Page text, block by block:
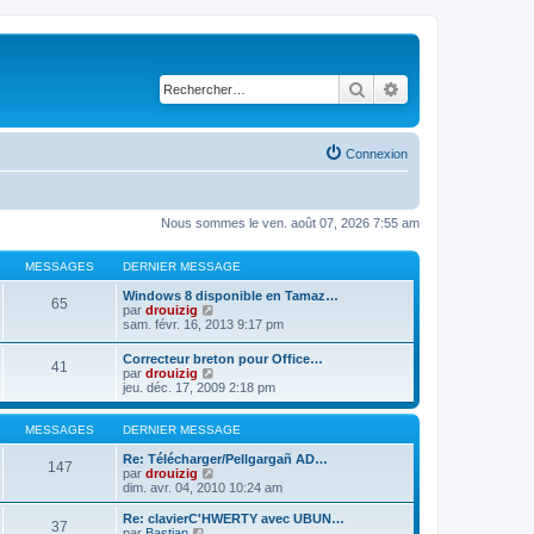
Rechercher
Connexion
Nous sommes le ven. août 07, 2026 7:55 am
MESSAGES DERNIER MESSAGE
65
Windows 8 disponible en Tamaz…
par drouizig
o
u
l
t
e
r
l
d
e
r
n
i
sam. févr. 16, 2013 9:17 pm
41
Correcteur breton pour Office…
par drouizig
o
n
s
u
l
t
r
l
e
jeu. déc. 17, 2009 2:18 pm
MESSAGES DERNIER MESSAGE
147
Re: Télécharger/Pellgargañ AD…
par drouizig
o
n
s
dim. avr. 04, 2010 10:24 am
37
Re: clavierC'HWERTY avec UBUN…